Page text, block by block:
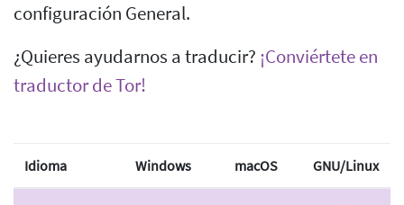
configuración General.
¿Quieres ayudarnos a traducir? ¡Conviértete en
traductor de Tor!
Idioma Windows macOS GNU/Linux